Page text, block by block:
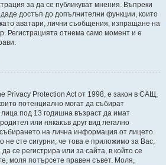
за да се публикуват мнения. Въпреки
достъп до допълнителни функции, които
аватари, лични съобщения, изпращане на
Регистрацията отнема само момент и е
Privacy Protection Act от 1998, е закон в САЩ,
потенциално могат да събират
под 13 годишна възраст да имат
или някакъв друг вид легално
на лична информация от лицето
не сте сигурни, че това е приложимо за Вас,
се регистрира или за сайта, в който се
моля потърсете правен съвет. Моля,